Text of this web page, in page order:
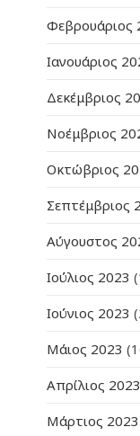
Φεβρουάριος
Ιανουάριος
Δεκέμβριος
Νοέμβριος
Οκτώβριος
Σεπτέμβριος
Αύγουστος
Ιούλιος 2023
Ιούνιος 2023
Μάιος 2023
Απρίλιος 2023
Μάρτιος 2023